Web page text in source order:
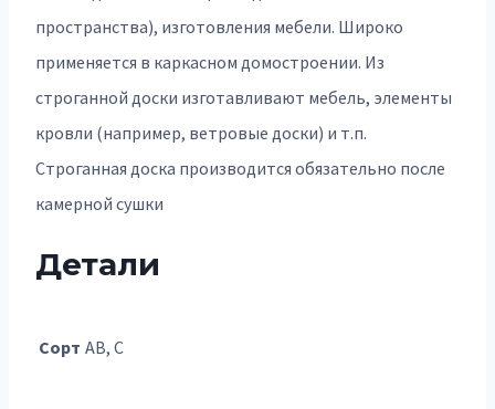
пространства), изготовления мебели. Широко
применяется в каркасном домостроении. Из
строганной доски изготавливают мебель, элементы
кровли (например, ветровые доски) и т.п.
Строганная доска производится обязательно после
камерной сушки
Детали
Сорт АВ, С